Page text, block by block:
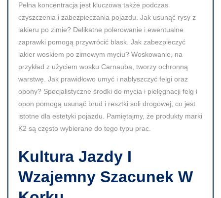
Pełna koncentracja jest kluczowa także podczas
czyszczenia i zabezpieczania pojazdu. Jak usunąć rysy z
lakieru po zimie? Delikatne polerowanie i ewentualne
zaprawki pomogą przywrócić blask. Jak zabezpieczyć
lakier woskiem po zimowym myciu? Woskowanie, na
przykład z użyciem wosku Carnauba, tworzy ochronną
warstwę. Jak prawidłowo umyć i nabłyszczyć felgi oraz
opony? Specjalistyczne środki do mycia i pielęgnacji felg i
opon pomogą usunąć brud i resztki soli drogowej, co jest
istotne dla estetyki pojazdu. Pamiętajmy, że produkty marki
K2 są często wybierane do tego typu prac.
Kultura Jazdy I
Wzajemny Szacunek W